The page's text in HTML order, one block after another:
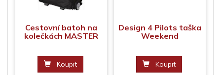
Cestovní batoh na
kolečkách MASTER
Koupit
Design 4 Pilots taška
Weekend
Koupit